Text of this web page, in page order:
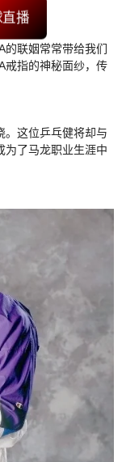
播
的联姻常常带给我们
戒指的神秘面纱，传
。这位乒乓健将却与
为了马龙职业生涯中